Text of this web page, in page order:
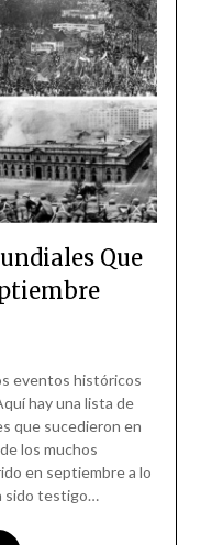
Que
eventos históricos
hay una lista de
que sucedieron en
los muchos
en septiembre a lo
sido testigo…